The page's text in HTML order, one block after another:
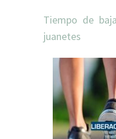
Tiempo de
juanetes